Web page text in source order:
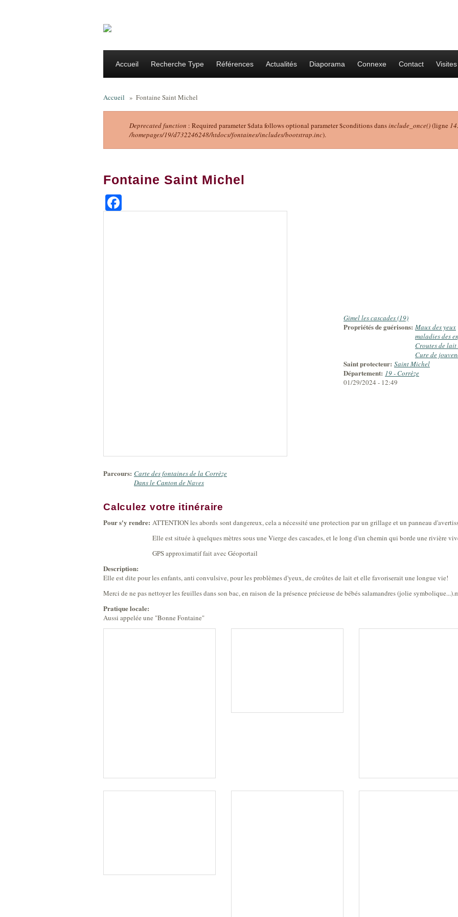
Accueil Recherche Type Références Actualités Diaporama Connexe Contact Visites
Accueil » Fontaine Saint Michel
Message d'erreur
Deprecated function : Required parameter $data follows optional parameter $conditions dansinclude_once()(ligne
/homepages/19/d732246248/htdocs/fontaines/includes/bootstrap.inc).
Fontaine Saint Michel
Gimel les cascades (19)
Propriétés de guérisons: Maux des yeux
maladies des
Croutes de lait
Cure de
Saint protecteur: Saint Michel
Département: 19 - Corrèze
01/29/2024 - 12:49
Parcours: Carte des fontaines de la Corrèze
Dans le Canton de Naves
Calculez votre itinéraire
Pour s'y rendre: ATTENTION les abords sont dangereux, cela a nécessité une protection par un grillage et un panneau
Elle est située à quelques mètres sous une Vierge des cascades, et le long d'un chemin qui borde une rivière
GPS approximatif fait avec Géoportail
Description:
Elle est dite pour les enfants, anti convulsive, pour les problèmes d'yeux, de croûtes de lait et elle favoriserait une longue vie!
Merci de ne pas nettoyer les feuilles dans son bac, en raison de la présence précieuse de bébés salamandres (jolie
Pratique locale:
Aussi appelée une "Bonne Fontaine"